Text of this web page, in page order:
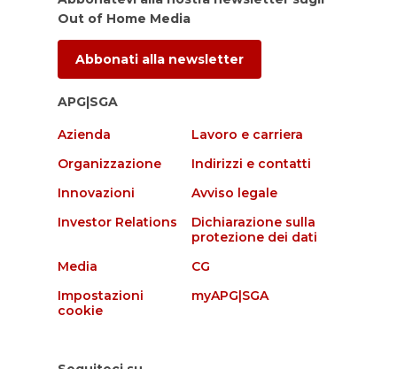
Out of Home Media
Abbonati alla newsletter
APG|SGA
Azienda
Lavoro e carriera
Organizzazione
Indirizzi e contatti
Innovazioni
Avviso legale
Investor Relations
Dichiarazione sulla
protezione dei dati
Media
CG
Impostazioni
cookie
myAPG|SGA